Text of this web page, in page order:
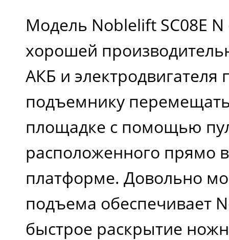
Модель Noblelift SC08E N
хорошей
АКБ и электродвигателя
подъемнику
площадке с помощью
расположенного прямо
платформе. Довольно
подъема обеспечивает
быстрое раскрытие